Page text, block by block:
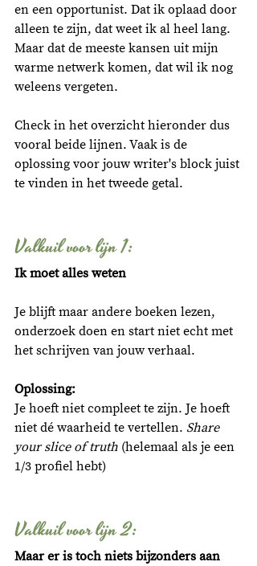
en een opportunist. Dat ik oplaad door
alleen te zijn, dat weet ik al heel lang.
Maar dat de meeste kansen uit mijn
warme netwerk komen, dat wil ik nog
weleens vergeten.
Check in het overzicht hieronder dus
vooral beide lijnen. Vaak is de
oplossing voor jouw writer's block juist
te vinden in het tweede getal.
Valkuil voor lijn 1:
Ik moet alles weten
Je blijft maar andere boeken lezen,
onderzoek doen en start niet echt met
het schrijven van jouw verhaal.
Oplossing:
Je hoeft niet compleet te zijn. Je hoeft
niet dé waarheid te vertellen. Share
your slice of truth (helemaal als je een
1/3 profiel hebt)
Valkuil voor lijn 2:
Maar er is toch niets bijzonders aan